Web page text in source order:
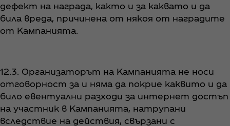
дефект на награда, както и за каквато и да
била вреда, причинена от някоя от наградите
от Кампанията.
12.3. Организаторът на Кампанията не носи
отговорност за и няма да покрие каквито и да
било евентуални разходи за интернет достъп
на участник в Кампанията, натрупани
вследствие на действия, свързани с